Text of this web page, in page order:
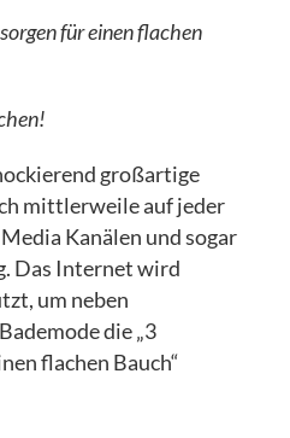
sorgen für einen flachen
großartige
mittlerweile auf jeder
Kanälen und sogar
Das Internet wird
um neben
die „3
flachen Bauch“